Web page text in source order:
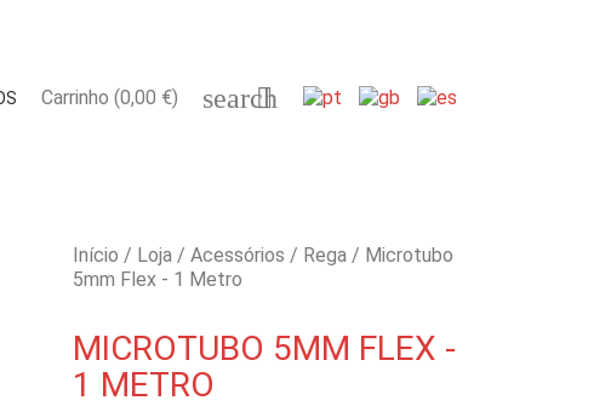
Carrinho (0,00 €) search

Início Loja Acessórios Rega
Microtubo
5mm Flex - 1 Metro
MICROTUBO 5MM FLEX -
1 METRO